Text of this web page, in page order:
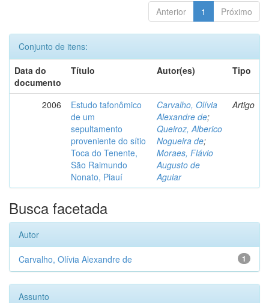
Anterior 1 Próximo
Conjunto de itens:
Data do
documento
Título Autor(es) Tipo
2006
Estudo tafonômico
de um
sepultamento
proveniente do sítio
Toca do Tenente,
São Raimundo
Nonato, Piauí
Carvalho, Olívia
Alexandre de;
Queiroz, Alberico
Nogueira de;
Moraes, Flávio
Augusto de
Aguiar
Artigo
Busca facetada
Autor
1
Carvalho, Olívia Alexandre de
Assunto